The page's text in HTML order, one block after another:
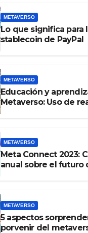
METAVERSO
Lo que significa para
stablecoin de PayPal
METAVERSO
Educación y
Metaverso: Uso de
METAVERSO
Meta Connect 2023:
anual sobre el futuro
METAVERSO
5 aspectos
porvenir del